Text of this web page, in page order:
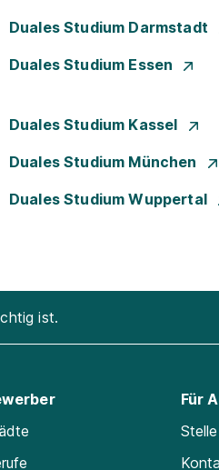
Duales Studium Darmstadt
Duales Studium Essen
Duales Studium Kassel
Duales Studium München
Duales Studium Wuppertal
ist.
Für